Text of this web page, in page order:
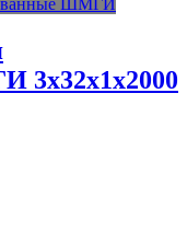
3х32х1х2000